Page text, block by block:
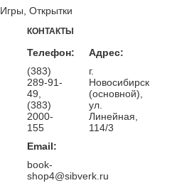
Открытки
КОНТАКТЫ
Телефон:
(383)
289-91-
49,
(383)
2000-
155
Email:
book-
shop4@sibverk.ru
Адрес:
г.
Новосибирск
(основной),
ул.
Линейная,
114/3